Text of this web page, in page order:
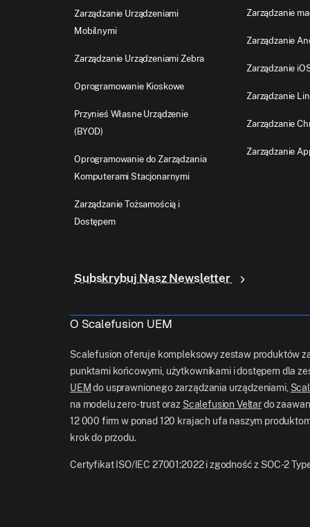
Zarządzanie Urządzeniami
Mobilnymi
Zarządzanie Urządzeniami Zebra
Oprogramowanie Kioskowe
Przynieś Własne Urządzenie
(BYOD)
Oprogramowanie do Zarządzania
Komputerami Stacjonarnymi
Zarządzanie Tożsamością i
Dostępem
Zarządzanie
Zarządzanie
Zarządzanie
Zarządzanie
Zarządzanie
Zarządzanie
Subskrybuj Nasz Newsletter
O Scalefusion UEM
Scalefusion oferuje kompleksowy zestaw produktów
punktami końcowymi, użytkownikami i dostępem dla
UEM do usprawnionego zarządzania urządzeniami,
na modelu zero-trust oraz Scalefusion Veltardo
12 000 firm w ponad 120 krajach ufa naszym
krok do przodu.
Certyfikat ISO/IEC 27001:2022 i zgodność z SOC-2